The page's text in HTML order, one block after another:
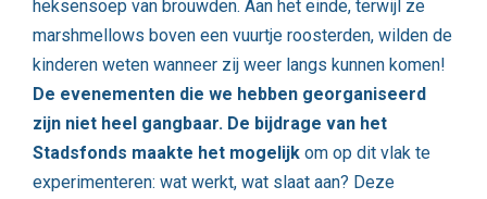
heksensoep van brouwden. Aan het einde, terwijl ze
marshmellows boven een vuurtje roosterden, wilden de
kinderen weten wanneer zij weer langs kunnen komen!
De evenementen die we hebben georganiseerd
zijn niet heel gangbaar. De bijdrage van het
Stadsfonds maakte het mogelijk om op dit vlak te
experimenteren: wat werkt, wat slaat aan? Deze